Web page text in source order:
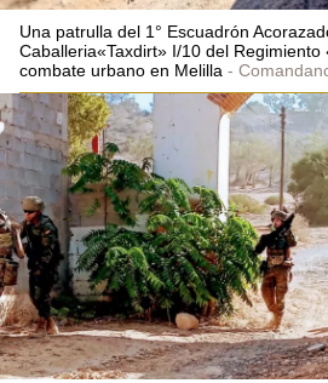
Una patrulla del 1° Escuadrón
Caballeria«Taxdirt» I/10 del Regimiento
combate urbano en Melilla